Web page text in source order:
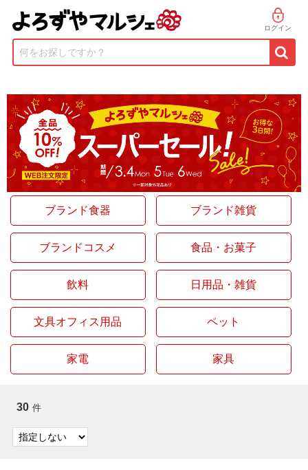
ログイン
何をお探しですか？
ブランド食器 ブランド雑貨
ブランドコスメ 食品・お菓子
飲料 日用品・雑貨
文具オフィス用品 ペット
家電 家具
30 件